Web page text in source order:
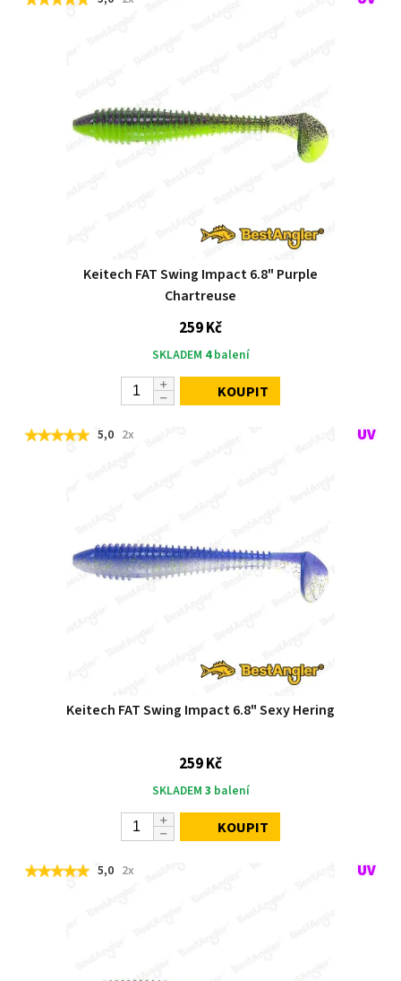
Keitech FAT Swing Impact 6.8" Purple
Chartreuse
259 Kč
SKLADEM 4balení
KOUPIT
5,0 2x
Keitech FAT Swing Impact 6.8" Sexy Hering
259 Kč
SKLADEM 3 balení
KOUPIT
5,0 2x